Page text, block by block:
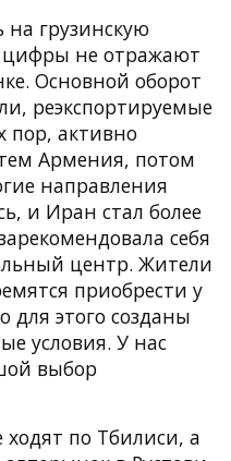
на грузинскую
цифры не отражают
Основной оборот
реэкспортируемые
пор, активно
Армения, потом
направления
и Иран стал более
себя
центр. Жители
приобрести у
для этого созданы
условия. У нас
выбор
ходят по Тбилиси, а